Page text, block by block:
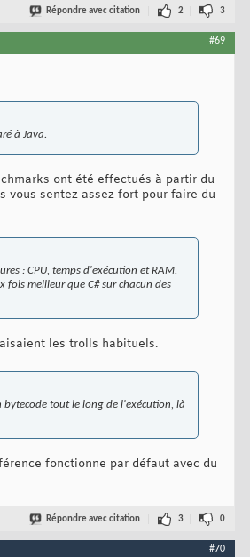
Répondre avec citation 2 3
#69
à Java.
ont été effectués à partir du
vous sentez assez fort pour faire du
: CPU, temps d'exécution et RAM.
meilleur que C# sur chacun des
les trolls habituels.
bytecode tout le long de l'exécution, là
fonctionne par défaut avec du
Répondre avec citation 3 0
#70